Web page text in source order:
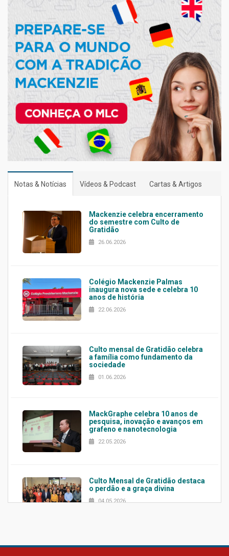
Notas & Notícias Vídeos & Podcast Cartas & Artigos
Mackenzie celebra encerramento
do semestre com Culto de
Gratidão
26.06.2026
Colégio Mackenzie Palmas
inaugura nova sede e celebra 10
anos de história
22.06.2026
Culto mensal de Gratidão celebra
a família como fundamento da
sociedade
01.06.2026
MackGraphe celebra 10 anos de
pesquisa, inovação e avanços em
grafeno e nanotecnologia
22.05.2026
Culto Mensal de Gratidão destaca
o perdão e a graça divina
04.05.2026
Confira como foi o culto mensal